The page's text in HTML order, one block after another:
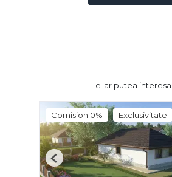
Te-ar putea interesa
Comision 0% Exclusivitate
Previous